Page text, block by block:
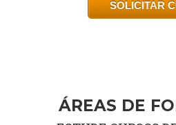
SOLICITAR
ÁREAS DE